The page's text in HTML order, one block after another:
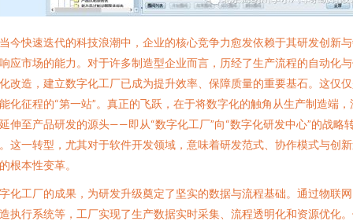
今快速迭代的科技浪潮中，企业的核心竞争力愈发依赖于其研发创新
应市场的能力。对于许多制造型企业而言，历经了生产流程的自动化
改造，建立数字化工厂已成为提升效率、保障质量的重要基石。这仅
化征程的“第一站”。真正的飞跃，在于将数字化的触角从生产制造端，
伸至产品研发的源头——即从“数字化工厂”向“数字化研发中心”的战略
这一转型，尤其对于软件开发领域，意味着研发范式、协作模式与创
根本性变革。
化工厂的成果，为研发升级奠定了坚实的数据与流程基础。通过物联
执行系统等，工厂实现了生产数据实时采集、流程透明化和资源优化